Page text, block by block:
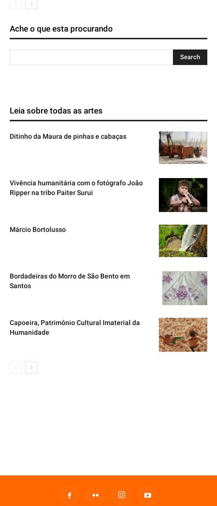
Ache o que esta procurando
Leia sobre todas as artes
Ditinho da Maura de pinhas e cabaças
Vivência humanitária com o fotógrafo João
Ripper na tribo Paiter Surui
Márcio Bortolusso
Bordadeiras do Morro de São Bento em
Santos
Capoeira, Patrimônio Cultural Imaterial da
Humanidade